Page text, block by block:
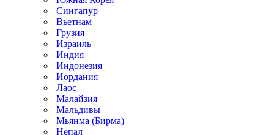
Сингапур
Вьетнам
Грузия
Израиль
Индия
Индонезия
Иордания
Лаос
Малайзия
Мальдивы
Мьянма (Бирма)
Непал